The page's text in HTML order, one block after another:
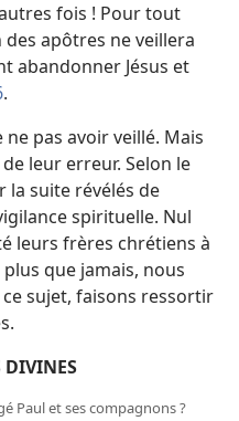
fois ! Pour tout
apôtres ne veillera
abandonner Jésus et
.
pas avoir veillé. Mais
leur erreur. Selon le
la suite révélés de
spirituelle. Nul
leurs frères chrétiens à
que jamais, nous
ce sujet, faisons ressortir
DIVINES
Paul et ses compagnons ?